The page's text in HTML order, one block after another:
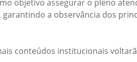
objetivo assegurar o pleno
a observância dos
conteúdos institucionais